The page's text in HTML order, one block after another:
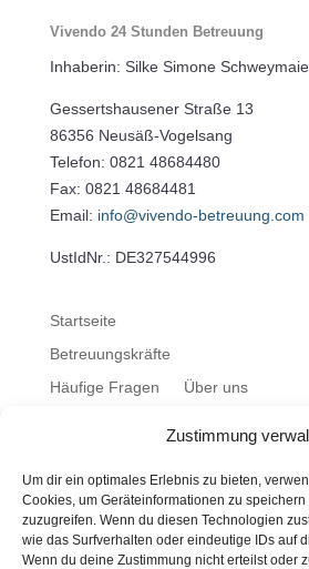
Zustimmung
Um dir ein optimales Erlebnis zu bieten,
Cookies, um Geräteinformationen zu
zuzugreifen. Wenn du diesen Technologien
wie das Surfverhalten oder eindeutige IDs auf
Wenn du deine Zustimmung nicht erteilst oder
Vivendo 24 Stunden Betreuung
Inhaberin: Silke Simone
Gessertshausener Straße 13
86356 Neusäß-Vogelsang
Telefon: 0821 48684480
Fax: 0821 48684481
Email: info@vivendo-betreuung.com
UstIdNr.: DE327544996
Startseite
Betreuungskräfte
Häufige Fragen
Über uns
Cookie-Richtlinie (EU)
Instagram
Impressum